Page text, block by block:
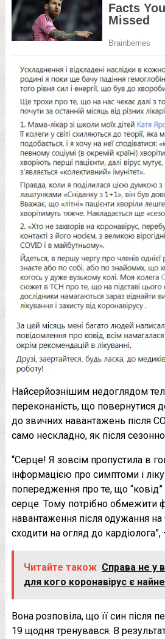
Найсерйознішим недоглядом
переконаність, що повернутися
до звичних навантажень після
само нескладно, як після
“Серце! Я зовсім пропустила в
інформацією про симптоми і
попередження про те, що
серце. Тому потрібно обмежити
навантаження після одужання
сходити на огляд до
Читайте також Справа не у
для кого коронавірус є
Вона розповіла, що її син після
19 щодня тренувався. В